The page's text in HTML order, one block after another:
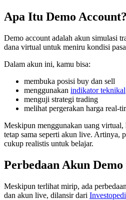
Apa Itu Demo Account?
Demo account adalah akun simulasi
dana virtual untuk meniru kondisi
Dalam akun ini, kamu bisa:
membuka posisi buy dan sell
menggunakan indikator teknikal
menguji strategi trading
melihat pergerakan harga real-
Meskipun menggunakan uang
tetap sama seperti akun live. Artinya,
cukup realistis untuk belajar.
Perbedaan Akun
Meskipun terlihat mirip, ada
dan akun live, dilansir dari